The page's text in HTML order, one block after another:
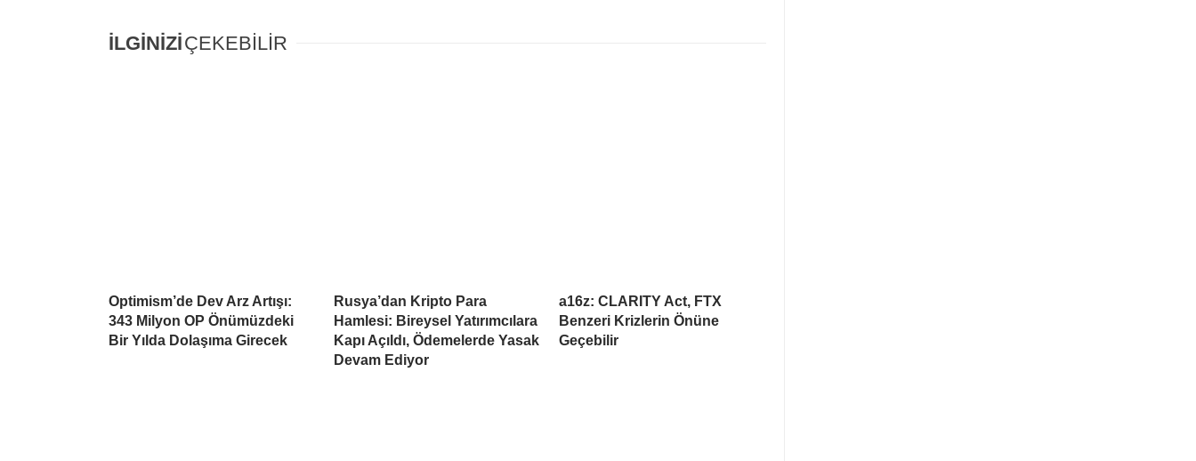
İLGİNİZİÇEKEBİLİR
Optimism’de Dev Arz Artışı:
343 Milyon OP Önümüzdeki
Bir Yılda Dolaşıma Girecek
Rusya’dan Kripto Para
Hamlesi: Bireysel Yatırımcılara
Kapı Açıldı, Ödemelerde Yasak
Devam Ediyor
a16z: CLARITY Act, FTX
Benzeri Krizlerin Önüne
Geçebilir